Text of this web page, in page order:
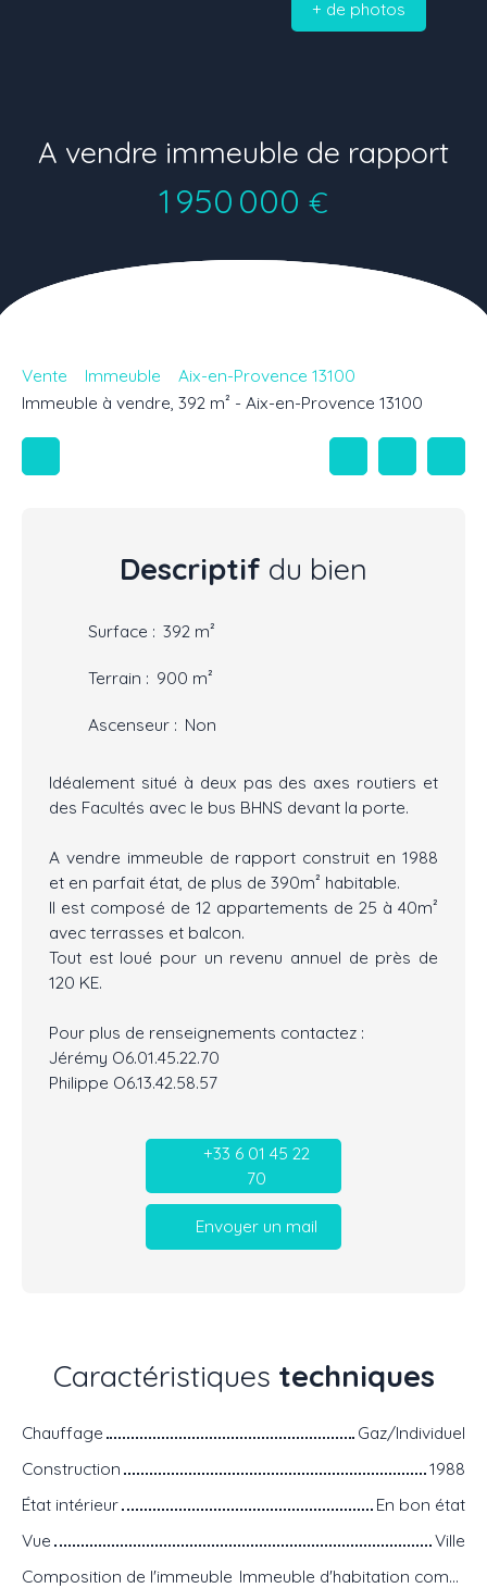
+ de photos
A vendre immeuble de rapport
1 950 000 €
Vente Immeuble
Aix-en-Provence 13100
Immeuble à vendre, 392 m² - Aix-en-Provence 13100
Descriptif du bien
Surface : 392 m²
Terrain : 900 m²
Ascenseur : Non
Idéalement situé à deux pas des axes routiers et
des Facultés avec le bus BHNS devant la porte.
A vendre immeuble de rapport construit en 1988
et en parfait état, de plus de 390m² habitable.
Il est composé de 12 appartements de 25 à 40m²
avec terrasses et balcon.
Tout est loué pour un revenu annuel de près de
120 KE.
Pour plus de renseignements contactez :
Jérémy O6.01.45.22.70
Philippe O6.13.42.58.57
+33 6 01 45 22
70
Envoyer un mail
Caractéristiques techniques
Chauffage
Gaz/Individuel
Construction
1988
État intérieur
En bon état
Vue
Ville
Composition de l'immeuble
Immeuble d'habitation composé de 12 appartements.